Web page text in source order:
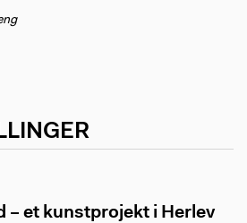
– et kunstprojekt i Herlev